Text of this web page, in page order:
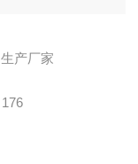
生产厂家
176